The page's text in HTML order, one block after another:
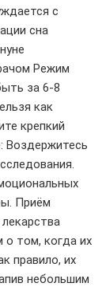
с
сна
Режим
за 6-8
как
крепкий
Воздержитесь
Приём
о том, когда их
правило, их
небольшим